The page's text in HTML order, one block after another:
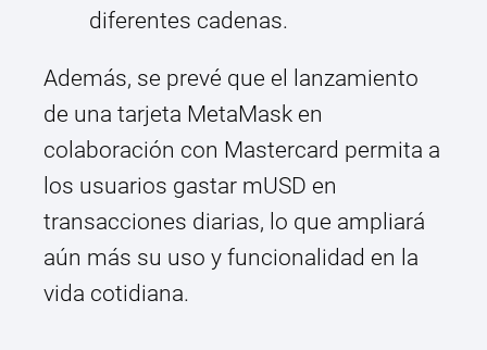
diferentes cadenas.
Además, se prevé que el lanzamiento
de una tarjeta MetaMask en
colaboración con Mastercard permita a
los usuarios gastar mUSD en
transacciones diarias, lo que ampliará
aún más su uso y funcionalidad en la
vida cotidiana.